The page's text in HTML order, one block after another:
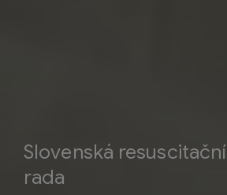
Slovenská resuscitační
rada